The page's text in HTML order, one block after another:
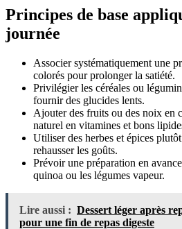
Principes de base
journée
Associer systématiquement une
colorés pour prolonger la satiété.
Privilégier les céréales ou
fournir des glucides lents.
Ajouter des fruits ou des noix en
naturel en vitamines et bons
Utiliser des herbes et épices
rehausser les goûts.
Prévoir une préparation en
quinoa ou les légumes vapeur.
Lire aussi : Dessert léger après
pour une fin de repas digeste